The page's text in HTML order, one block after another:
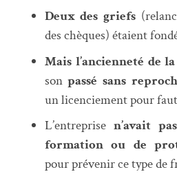
Deux des griefs
des chèques) étaient
Mais l’ancienneté de
sonpassé sans
un licenciement pour
L’entreprise n’avait
formation ou de
pour prévenir ce type de